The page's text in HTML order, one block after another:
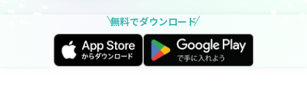
無料でダウンロード